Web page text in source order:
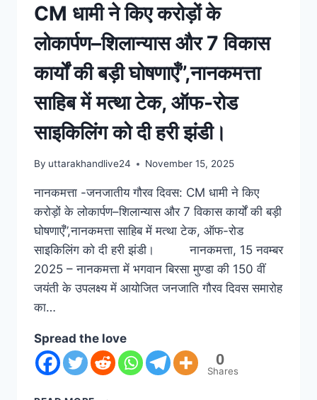
CM धामी ने किए करोड़ों के
लोकार्पण–शिलान्यास और 7 विकास
कार्यों की बड़ी घोषणाएँ”,नानकमत्ता
साहिब में मत्था टेक, ऑफ-रोड
साइकिलिंग को दी हरी झंडी।
By uttarakhandlive24 November 15, 2025
नानकमत्ता -जनजातीय गौरव दिवस: CM धामी ने किए
करोड़ों के लोकार्पण–शिलान्यास और 7 विकास कार्यों की बड़ी
घोषणाएँ”,नानकमत्ता साहिब में मत्था टेक, ऑफ-रोड
साइकिलिंग को दी हरी झंडी। नानकमत्ता, 15 नवम्बर
2025 – नानकमत्ता में भगवान बिरसा मुण्डा की 150 वीं
जयंती के उपलक्ष्य में आयोजित जनजाति गौरव दिवस समारोह
का…
Spread the love
0
Shares